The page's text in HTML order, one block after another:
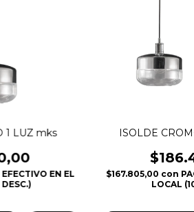
1 LUZ mks
EN EL
ISOLDE
$167.805,00 con
LOCAL